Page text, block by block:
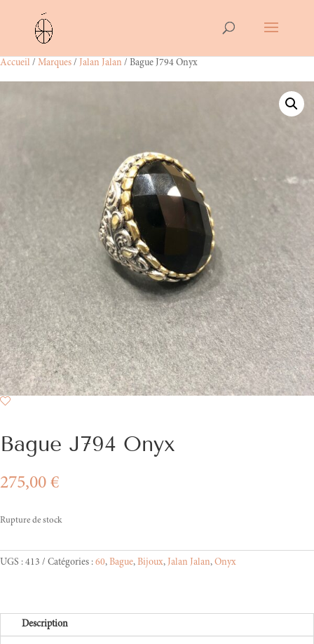
Accueil / Marques / Jalan Jalan / Bague J794 Onyx
Bague J794 Onyx
275,00 €
Rupture de stock
UGS : 413 Catégories : 60, Bague, Bijoux, Jalan Jalan, Onyx
Description